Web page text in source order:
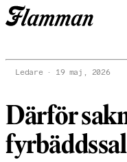
Ledare 19 maj, 2026
Därför